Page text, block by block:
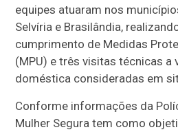
equipes atuaram nos
Selvíria e Brasilândia,
cumprimento de Medidas
(MPU) e três visitas técnicas a
doméstica consideradas em
Conforme informações da
Mulher Segura tem como